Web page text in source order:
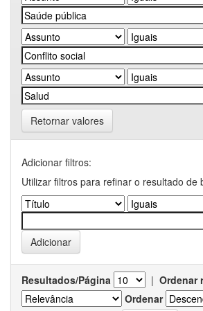
Retornar valores
Adicionar filtros:
Utilizar filtros para refinar o resultado de
Resultados/Página | Ordenar
Ordenar